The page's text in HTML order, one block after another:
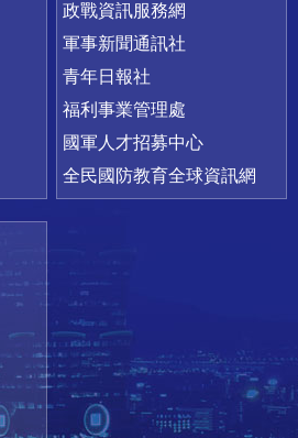
政戰資訊服務網
軍事新聞通訊社
青年日報社
福利事業管理處
國軍人才招募中心
全民國防教育全球資訊網